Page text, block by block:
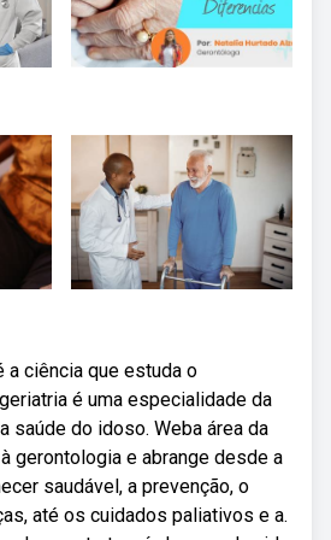
a ciência que estuda o
é uma especialidade da
saúde do idoso. Weba área da
gerontologia e abrange desde a
saudável, a prevenção, o
até os cuidados paliativos e a.